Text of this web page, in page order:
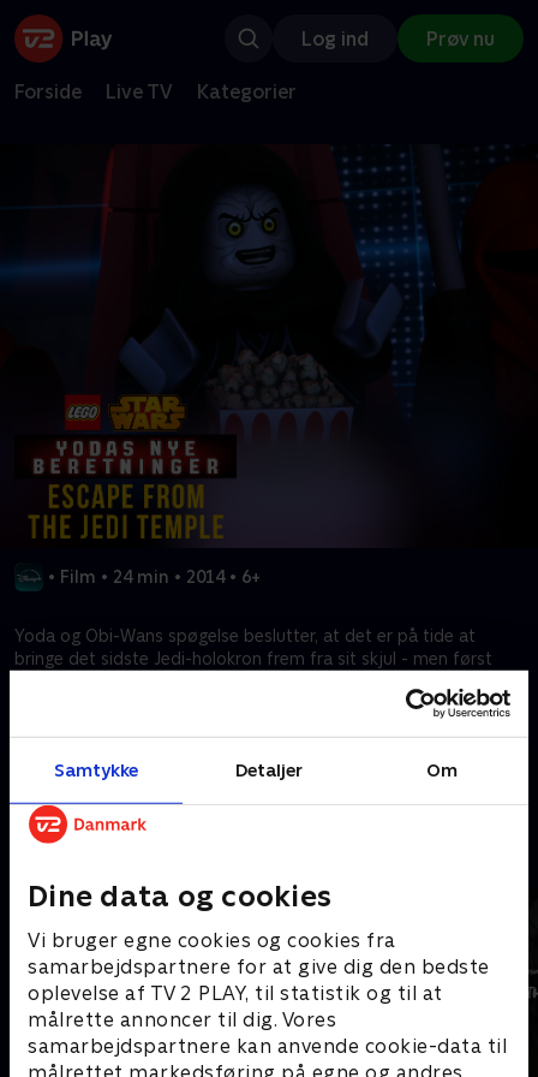
Samtykke Detaljer Om
Dine data og cookies
Vi bruger egne cookies og cookies fra
samarbejdspartnere for at give dig den bedste
oplevelse af TV 2 PLAY, til statistik og til at
målrette annoncer til dig. Vores
samarbejdspartnere kan anvende cookie-data til
Log ind Prøv nu
Forside Live TV Kategorier
• Film • 24 min • 2014 • 6+
Yoda og Obi-Wans spøgelse beslutter, at det er på tide at
bringe det sidste Jedi-holokron frem fra sit skjul - men først
holokronerne fra templet tilbage i Imperiets tidlige dage.
Kræver tilkøb